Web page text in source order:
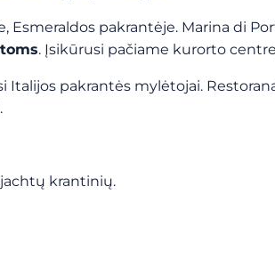
Esmeraldos pakrantėje. Marina di
. Įsikūrusi pačiame kurorto
Italijos pakrantės mylėtojai.
krantinių.